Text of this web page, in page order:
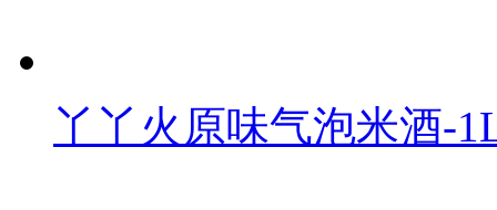
丫丫火原味气泡米酒-